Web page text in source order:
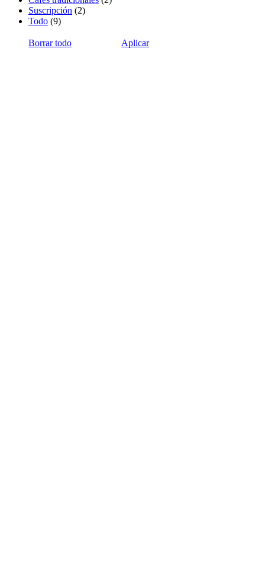
Suscripción (2)
Todo (9)
Borrar todo Aplicar